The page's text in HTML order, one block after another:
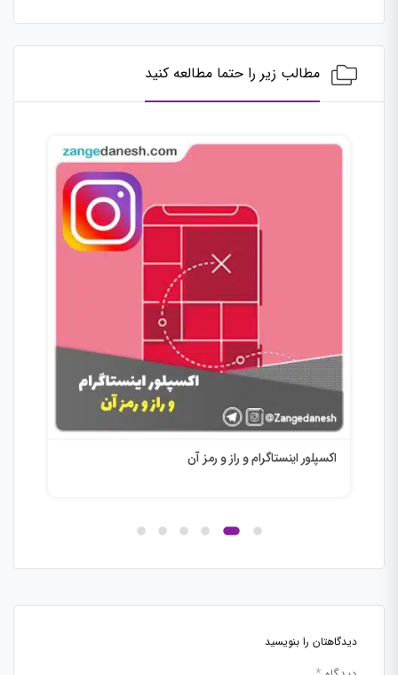
مطالب زیر را حتما مطالعه کنید
اکسپلور اینستاگرام و راز و رمز آن
دیدگاهتان را بنویسید